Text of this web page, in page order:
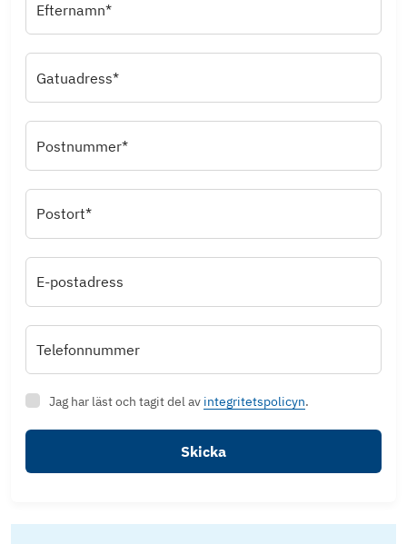
Efternamn*
Gatuadress*
Postnummer*
Postort*
E-postadress
Telefonnummer
Jag har läst och tagit del av integritetspolicyn.
Skicka